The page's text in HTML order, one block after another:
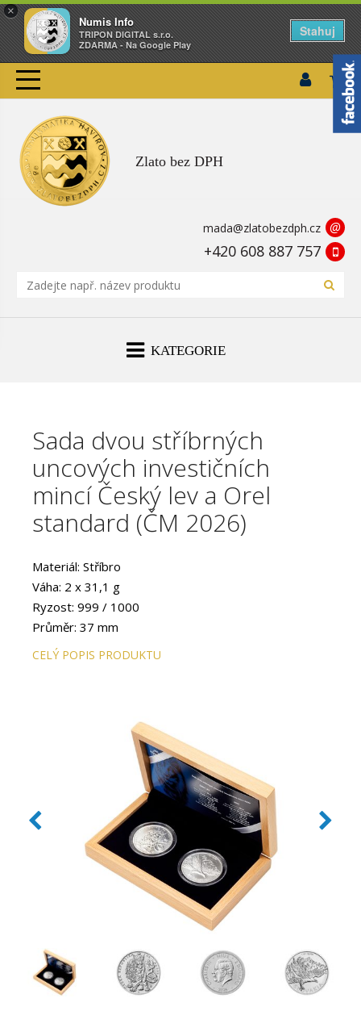
×
Numis Info
TRIPON DIGITAL s.r.o.
ZDARMA - Na Google Play
Stahuj
Zlato bez DPH
mada@zlatobezdph.cz @
+420 608 887 757
KATEGORIE
Sada dvou stříbrných
uncových investičních
mincí Český lev a Orel
standard (ČM 2026)
Materiál: Stříbro
Váha: 2 x 31,1 g
Ryzost: 999 / 1000
Průměr: 37 mm
Provedení: STANDARD
CELÝ POPIS PRODUKTU